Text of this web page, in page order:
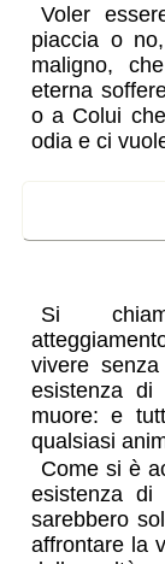
Voler
piaccia o
maligno,
eterna
o a Colui
odia e ci
Si
vivere
esistenza
muore: e
qualsiasi
Come si è
esistenza
sarebbero
affrontare la